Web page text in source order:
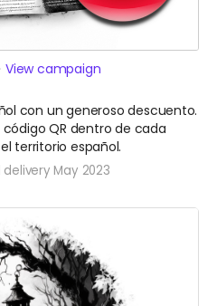
View campaign
con un generoso descuento.
QR dentro de cada
territorio español.
May 2023